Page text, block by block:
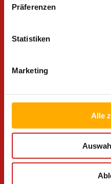
Präferenzen
Statistiken
Marketing
Alle
der Verwaltung,
nach, auf die es
Und das mit einer
Haltung - denn uns
Leben und
brauchen. Es sind
aber auch sehr viel
ankommt